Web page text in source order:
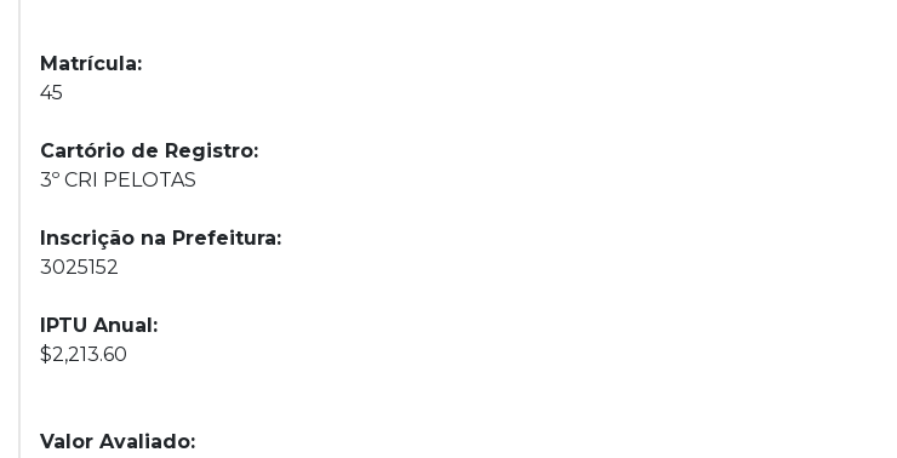
Matrícula:
45
Cartório de Registro:
3º CRI PELOTAS
Inscrição na Prefeitura:
3025152
IPTU Anual:
$2,213.60
Valor Avaliado: